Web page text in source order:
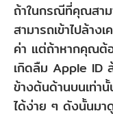
ถ้าในกรณีที่คุณสา
สามารถเข้าไปล้าง
ค่า แต่ถ้าหากคุณต้
เกิดลืม Apple ID
ข้างต้นด้านบนเท่า
ได้ง่าย ๆ ดังนั้นม